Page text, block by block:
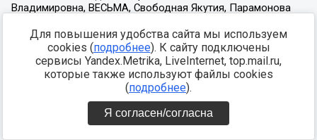
Для повышения удобства сайта мы используем
cookies (подробнее). К сайту подключены
сервисы Yandex.Metrika, LiveInternet, top.mail.ru,
которые также используют файлы cookies
(подробнее).
Я согласен/согласна